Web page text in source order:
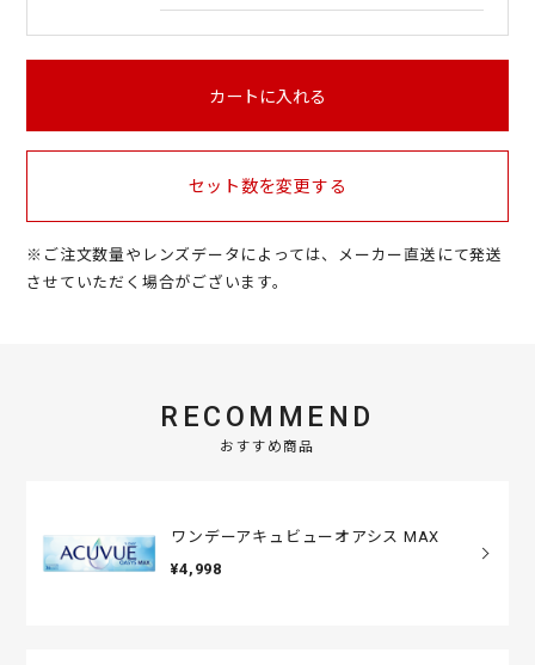
カートに入れる
セット数を変更する
※ご注文数量やレンズデータによっては、メーカー直送にて発送
させていただく場合がございます。
RECOMMEND
おすすめ商品
ワンデーアキュビューオアシス MAX
¥4,998